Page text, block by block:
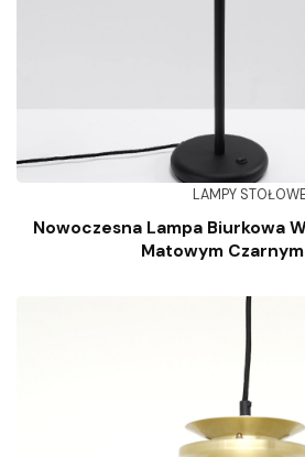
LAMPY
Nowoczesna Lampa Biurkowa
Matowym